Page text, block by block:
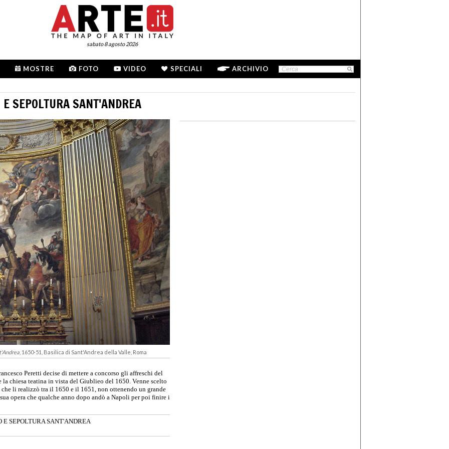
sabato 8 agosto 2026
MOSTRE FOTO VIDEO SPECIALI ARCHIVIO
SEPOLTURA SANT'ANDREA
, 1650-51, Basilica di Sant'Andrea della Valle, Roma
Peretti decise di mettere a concorso gli affreschi del
chiesa teatina in vista del Giublieo del 1650. Venne scelto
li realizzò tra il 1650 e il 1651, non ottenendo un grande
opera che qualche anno dopo andò a Napoli per poi finire i
E SEPOLTURA SANT'ANDREA